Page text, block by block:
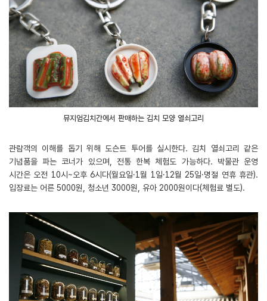
뮤지엄김치간에서 판매하는 김치 모양 열쇠고리
관람객의 이해를 돕기 위해 도슨트 투어를 실시한다. 김치 열쇠고리 같은
기념품을 파는 코너가 있으며, 전통 한복 체험도 가능하다. 박물관 운영
시간은 오전 10시~오후 6시다(월요일·1월 1일·12월 25일·명절 연휴 휴관).
입장료는 어른 5000원, 청소년 3000원, 유아 2000원이다(체험료 별도).